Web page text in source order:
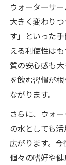
ウォーターサ
大きく変わり
す」といった
える利便性は
質の安心感も
を飲む習慣が
ながります。
さらに、ウォ
の水としても
広がります。今
個々の嗜好や